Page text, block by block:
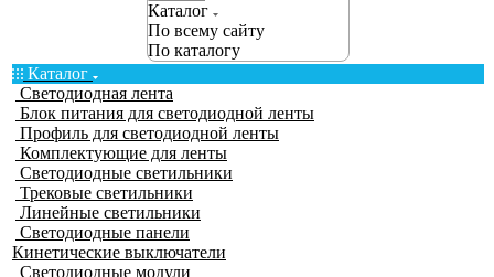
Каталог
По всему сайту
По каталогу
Каталог
Светодиодная лента
Блок питания для светодиодной ленты
Профиль для светодиодной ленты
Комплектующие для ленты
Светодиодные светильники
Трековые светильники
Линейные светильники
Светодиодные панели
Кинетические выключатели
Светодиодные модули